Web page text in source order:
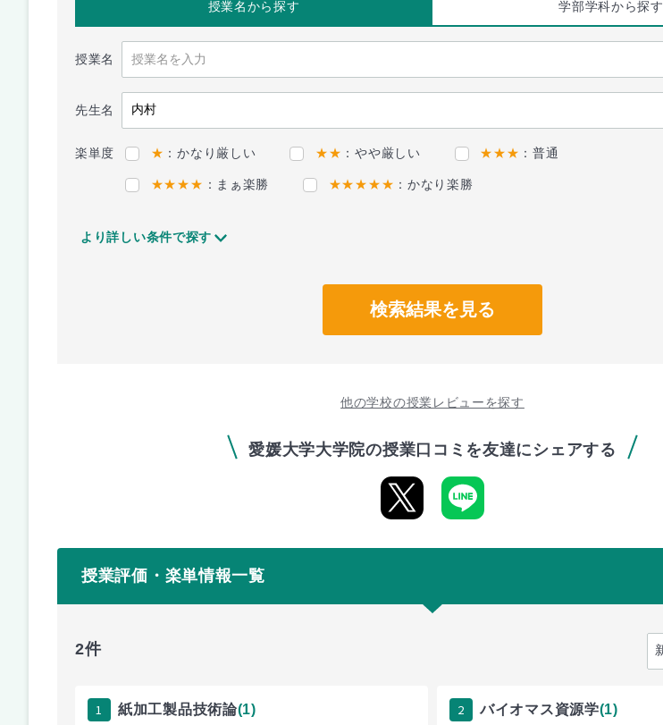
授業名から探す 学部学科から探す
授業名
先生名
楽単度 ★ ：かなり厳しい ★★ ：やや厳しい ★★★ ：普通
★★★★ ：まぁ楽勝 ★★★★★ ：かなり楽勝
より詳しい条件で探す
検索結果を見る
他の学校の授業レビューを探す
愛媛大学大学院の授業口コミを友達にシェアする
授業評価・楽単情報一覧
2件
1 紙加工製品技術論(1) 2 バイオマス資源学(1)